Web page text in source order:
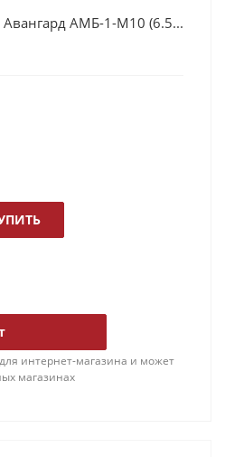
АМБ-1-М10 (6.5...
интернет-магазина и может
магазинах